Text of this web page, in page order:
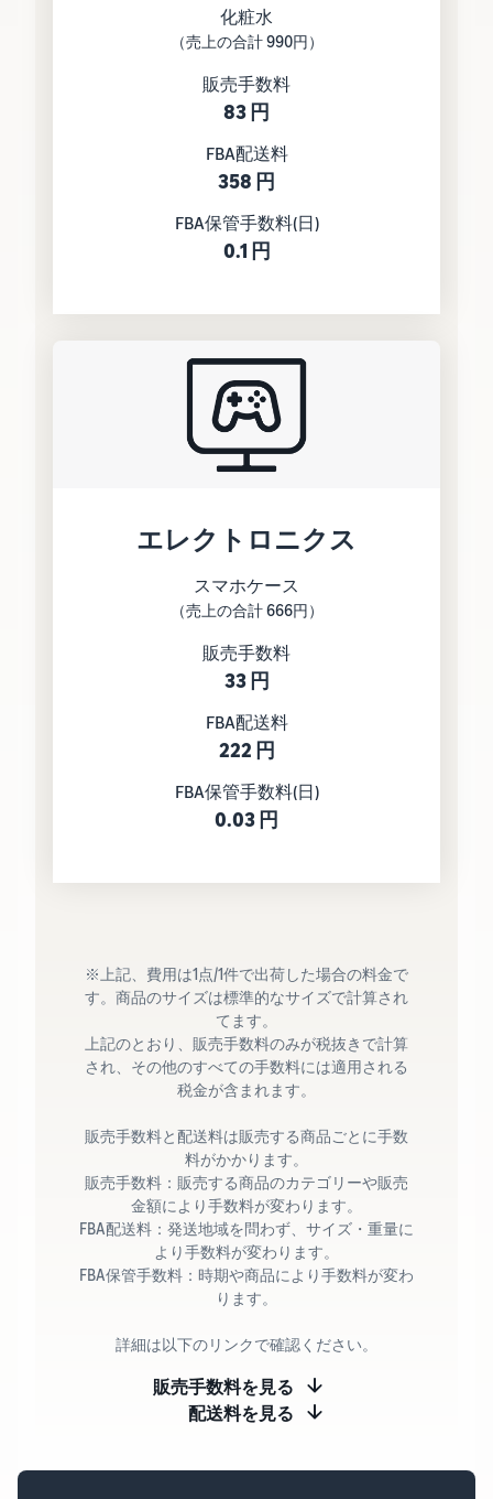
化粧水
（売上の合計 990円）
販売手数料
83 円
FBA配送料
358 円
FBA保管手数料(日)
0.1 円
エレクトロニクス
スマホケース
（売上の合計 666円）
販売手数料
33 円
FBA配送料
222 円
FBA保管手数料(日)
0.03 円
※上記、費用は1点/1件で出荷した場合の料金で
す。商品のサイズは標準的なサイズで計算され
てます。
上記のとおり、販売手数料のみが税抜きで計算
され、その他のすべての手数料には適用される
税金が含まれます。
販売手数料と配送料は販売する商品ごとに手数
料がかかります。
販売手数料：販売する商品のカテゴリーや販売
金額により手数料が変わります。
FBA配送料：発送地域を問わず、サイズ・重量に
より手数料が変わります。
FBA保管手数料：時期や商品により手数料が変わ
ります。
詳細は以下のリンクで確認ください。
販売手数料を見る
配送料を見る